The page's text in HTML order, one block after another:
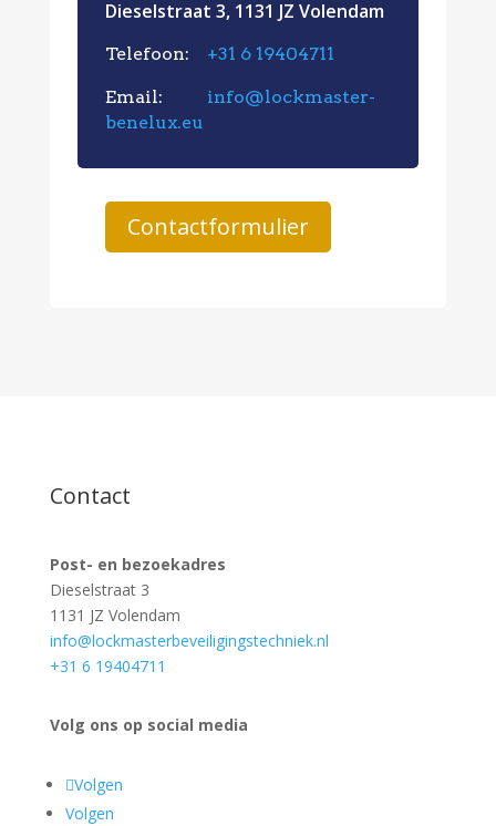
Dieselstraat 3, 1131 JZ Volendam
Telefoon: +31 6 19404711
Email: info@lockmaster-
benelux.eu
Contactformulier
Contact
Post- en bezoekadres
Dieselstraat 3
1131 JZ Volendam
info@lockmasterbeveiligingstechniek.nl
+31 6 19404711
Volg ons op social media
Volgen
Volgen